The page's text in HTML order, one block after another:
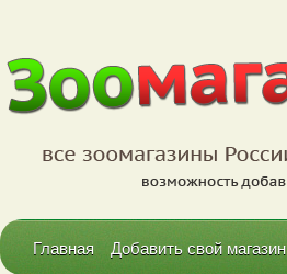
Главная Добавить свой магазин